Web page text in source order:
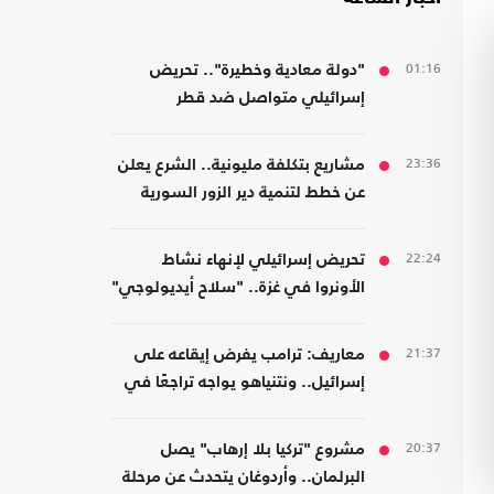
01:16
"دولة معادية وخطيرة".. تحريض
إسرائيلي متواصل ضد قطر
23:36
مشاريع بتكلفة مليونية.. الشرع يعلن
عن خطط لتنمية دير الزور السورية
22:24
تحريض إسرائيلي لإنهاء نشاط
الأونروا في غزة.. "سلاح أيديولوجي"
21:37
معاريف: ترامب يفرض إيقاعه على
إسرائيل.. ونتنياهو يواجه تراجعًا في
20:37
مشروع "تركيا بلا إرهاب" يصل
البرلمان.. وأردوغان يتحدث عن مرحلة